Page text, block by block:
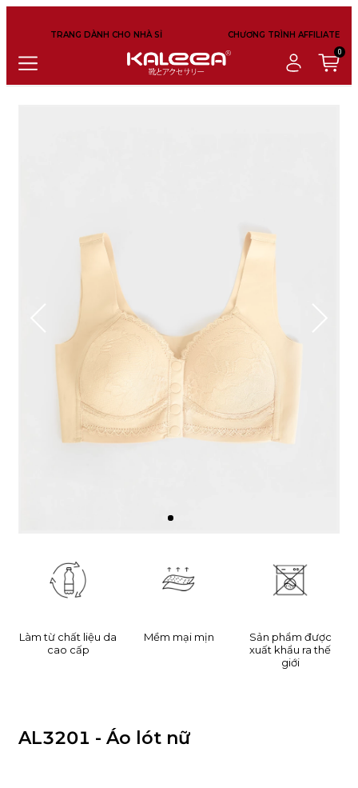
0
TRANG DÀNH CHO NHÀ SỈ CHƯƠNG TRÌNH AFFILIATE
AL3201 - Áo lót nữ
Sản phẩm được
xuất khẩu ra thế
giới
Mềm mại mịn
Làm từ chất liệu da
cao cấp